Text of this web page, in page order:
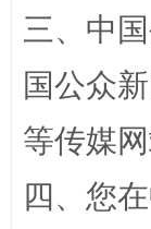
三、中
国公众
等传媒
四、您